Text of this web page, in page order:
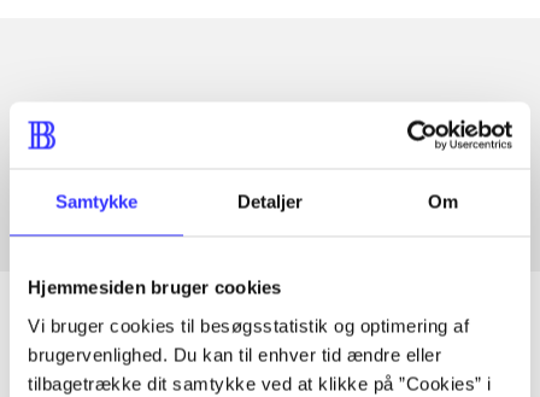
Samtykke Detaljer Om
Hjemmesiden bruger cookies
Vi bruger cookies til besøgsstatistik og optimering af
brugervenlighed. Du kan til enhver tid ændre eller
tilbagetrække dit samtykke ved at klikke på ”Cookies” i
Artikler med samme emner
Fra
Artikler